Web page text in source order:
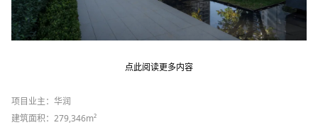
点此阅读更多内容
项目业主：华润
建筑面积： 279,346m²